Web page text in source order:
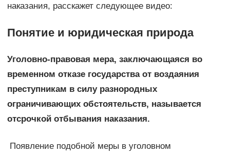
наказания, расскажет следующее видео:
Понятие и юридическая природа
Уголовно-правовая мера, заключающаяся во
временном отказе государства от воздаяния
преступникам в силу разнородных
ограничивающих обстоятельств, называется
отсрочкой отбывания наказания.
Появление подобной меры в уголовном